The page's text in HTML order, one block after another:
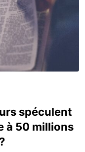
spéculent
à 50 millions